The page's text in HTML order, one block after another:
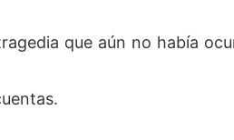
que aún no había